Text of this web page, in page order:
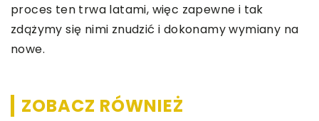
proces ten trwa latami, więc zapewne i tak
zdążymy się nimi znudzić i dokonamy wymiany na
nowe.
ZOBACZ RÓWNIEŻ